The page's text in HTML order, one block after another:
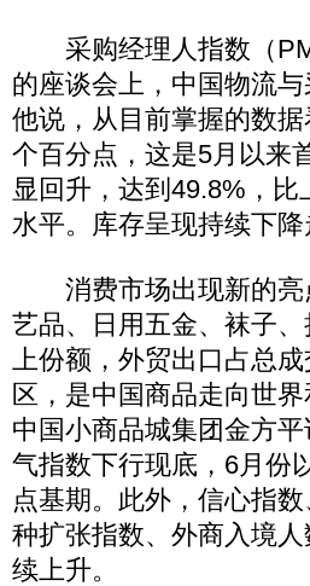
采购经理人指数（
的座谈会上，中国物流
他说，从目前掌握的数
个百分点，这是5月以来
显回升，达到49.8%，
水平。库存呈现持续下降
消费市场出现新的亮
艺品、日用五金、袜子
上份额，外贸出口占总
区，是中国商品走向世
中国小商品城集团金方
气指数下行现底，6月份
点基期。此外，信心指
种扩张指数、外商入境
续上升。